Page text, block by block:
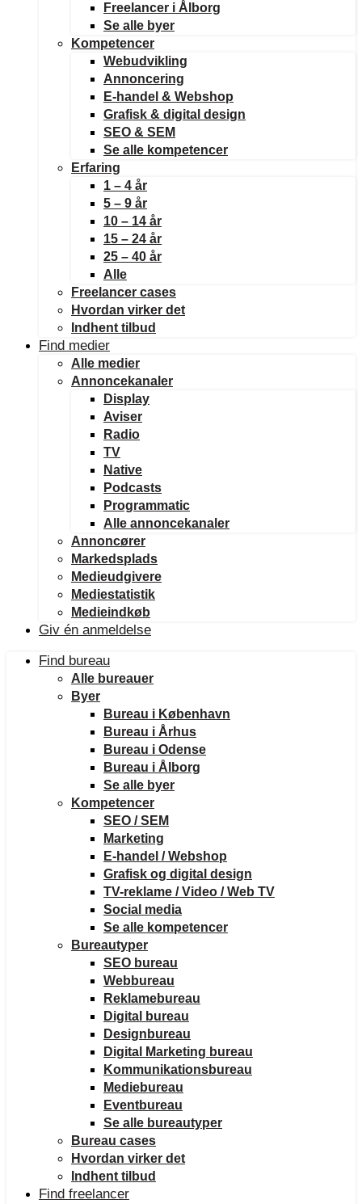
Freelancer i Ålborg
Se alle byer
Kompetencer
Webudvikling
Annoncering
E-handel & Webshop
Grafisk & digital design
SEO & SEM
Se alle kompetencer
Erfaring
1 – 4 år
5 – 9 år
10 – 14 år
15 – 24 år
25 – 40 år
Alle
Freelancer cases
Hvordan virker det
Indhent tilbud
Find medier
Alle medier
Annoncekanaler
Display
Aviser
Radio
TV
Native
Podcasts
Programmatic
Alle annoncekanaler
Annoncører
Markedsplads
Medieudgivere
Mediestatistik
Medieindkøb
Giv én anmeldelse
Find bureau
Alle bureauer
Byer
Bureau i København
Bureau i Århus
Bureau i Odense
Bureau i Ålborg
Se alle byer
Kompetencer
SEO / SEM
Marketing
E-handel / Webshop
Grafisk og digital design
TV-reklame / Video / Web TV
Social media
Se alle kompetencer
Bureautyper
SEO bureau
Webbureau
Reklamebureau
Digital bureau
Designbureau
Digital Marketing bureau
Kommunikationsbureau
Mediebureau
Eventbureau
Se alle bureautyper
Bureau cases
Hvordan virker det
Indhent tilbud
Find freelancer